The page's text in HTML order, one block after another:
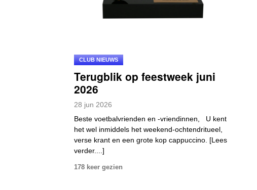
CLUB NIEUWS
Terugblik op feestweek juni
2026
28 jun 2026
Beste voetbalvrienden en -vriendinnen, U kent
het wel inmiddels het weekend-ochtendritueel,
verse krant en een grote kop cappuccino. [Lees
verder....]
178 keer gezien